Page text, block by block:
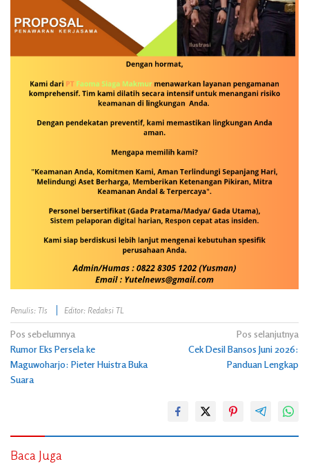
Penulis: Tls Editor: Redaksi TL
Navigasi
pos
Pos sebelumnya
Rumor Eks Persela ke
Maguwoharjo: Pieter Huistra Buka
Suara
Pos selanjutnya
Cek Desil Bansos Juni 2026:
Panduan Lengkap
Baca Juga